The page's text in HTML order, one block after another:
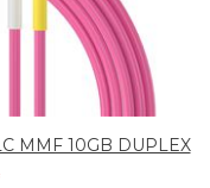
MMF 10GB DUPLEX